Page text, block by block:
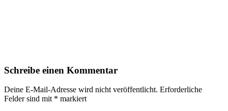
Schreibe einen Kommentar
Deine E-Mail-Adresse wird nicht veröffentlicht. Erforderliche
Felder sind mit * markiert